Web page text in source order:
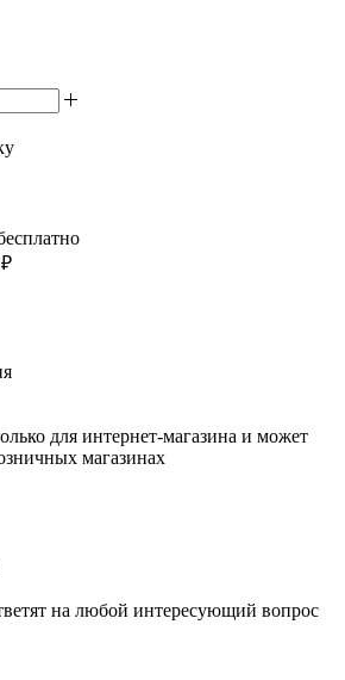
для интернет-магазина и может
магазинах
на любой интересующий вопрос